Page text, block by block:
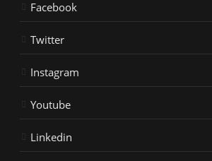
Facebook
Twitter
Instagram
Youtube
Linkedin